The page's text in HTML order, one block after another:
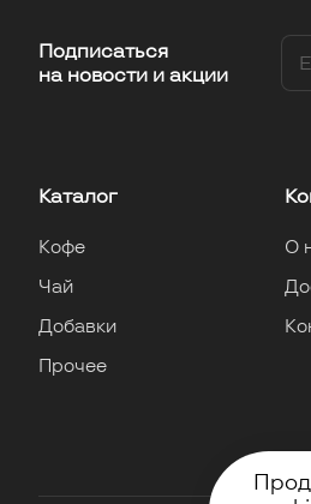
Подписаться
на новости и акции
Каталог
Кофе
Чай
Добавки
Прочее
О